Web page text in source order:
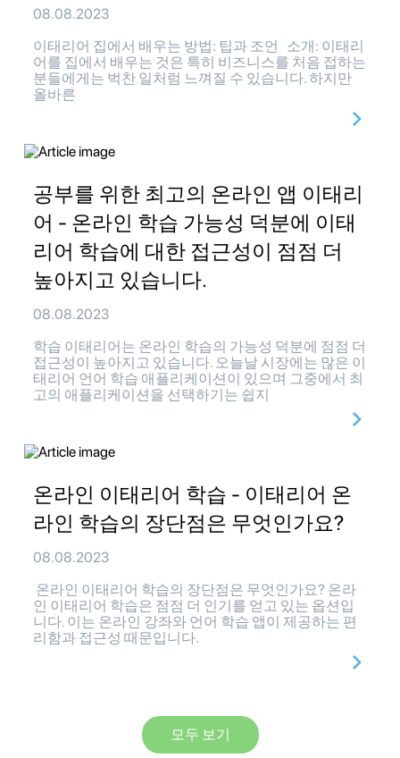
08.08.2023
이태리어 집에서 배우는 방법: 팁과 조언 소개: 이태리
어를 집에서 배우는 것은 특히 비즈니스를 처음 접하는
분들에게는 벅찬 일처럼 느껴질 수 있습니다. 하지만
올바른
공부를 위한 최고의 온라인 앱 이태리
어 - 온라인 학습 가능성 덕분에 이태
리어 학습에 대한 접근성이 점점 더
높아지고 있습니다.
08.08.2023
학습 이태리어는 온라인 학습의 가능성 덕분에 점점 더
접근성이 높아지고 있습니다. 오늘날 시장에는 많은 이
태리어 언어 학습 애플리케이션이 있으며 그중에서 최
고의 애플리케이션을 선택하기는 쉽지
온라인 이태리어 학습 - 이태리어 온
라인 학습의 장단점은 무엇인가요?
08.08.2023
온라인 이태리어 학습의 장단점은 무엇인가요? 온라
인 이태리어 학습은 점점 더 인기를 얻고 있는 옵션입
니다. 이는 온라인 강좌와 언어 학습 앱이 제공하는 편
리함과 접근성 때문입니다.
모두 보기